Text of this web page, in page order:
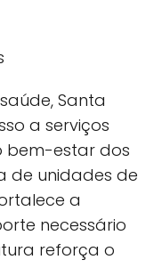
Santa
a serviços
bem-estar dos
de unidades de
a
necessário
reforça o